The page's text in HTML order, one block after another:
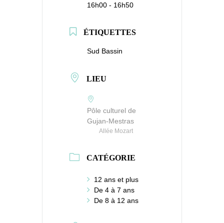
16h00 - 16h50
ÉTIQUETTES
Sud Bassin
LIEU
Pôle culturel de
Gujan-Mestras
Allée Mozart
CATÉGORIE
12 ans et plus
De 4 à 7 ans
De 8 à 12 ans